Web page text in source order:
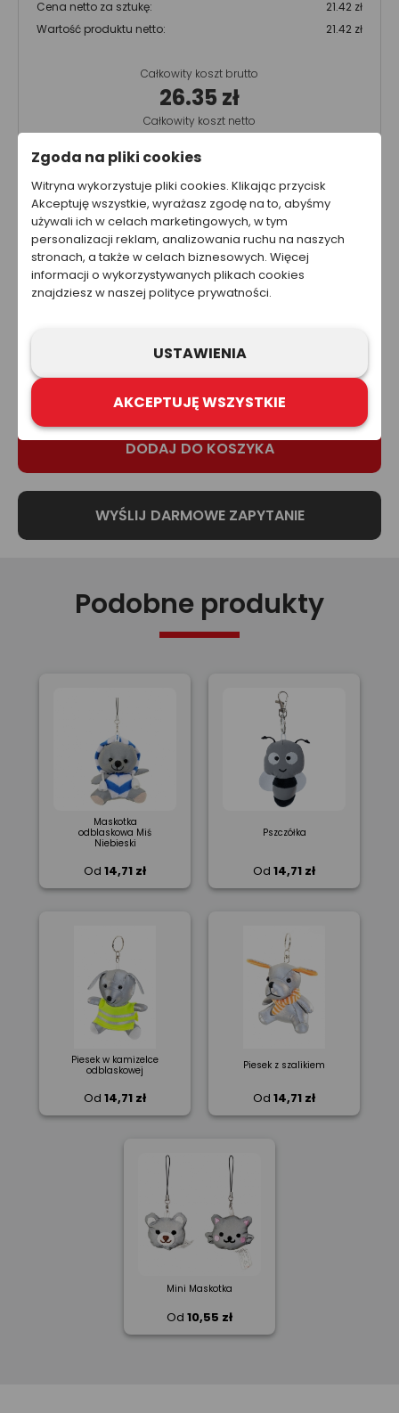
Cena netto za sztukę:
21.42 zł
Wartość produktu netto:
21.42 zł
Całkowity koszt brutto
26.35 zł
Całkowity koszt netto
Cena nie zawiera kosztów wysyłki.
Ta strona została przygotowana w celach informacyjnych. W
żadnym wypadku informacje zawarte na stronie nie powinny
być wykorzystywane ani traktowane jako oferta sprzedaży,
natomiast mogą być traktowane jako zaproszenie lub
nakłanianie do złożenia oferty kupna produktów lub usług firm
anulowania dowolnej części strony internetowej i zawartych na
Podobne produkty
Maskotka
odblaskowa Miś
Niebieski
Od 14,71 zł
Pszczółka
Od 14,71 zł
Piesek w kamizelce
odblaskowej
Od 14,71 zł
Piesek z szalikiem
Od 14,71 zł
Mini Maskotka
Od 10,55 zł
Zgoda na pliki cookies
Witryna wykorzystuje pliki cookies. Klikając przycisk
Akceptuję wszystkie, wyrażasz zgodę na to, abyśmy
używali ich w celach marketingowych, w tym
personalizacji reklam, analizowania ruchu na naszych
stronach, a także w celach biznesowych. Więcej
informacji o wykorzystywanych plikach cookies
znajdziesz w naszej polityce prywatności.
USTAWIENIA
AKCEPTUJĘ WSZYSTKIE